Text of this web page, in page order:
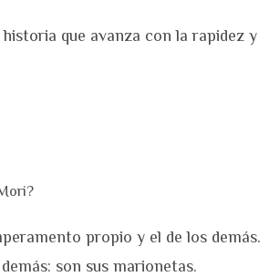
que avanza con la rapidez y
propio y el de los demás.
son sus marionetas.